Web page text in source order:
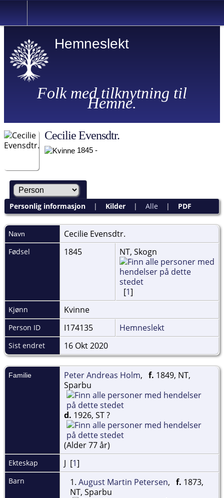
Hemneslekt
Folk med tilknytning til
Hemne.
Cecilie Evensdtr.
1845 -
Personlig informasjon| Kilder| Alle | PDF
Navn Cecilie Evensdtr.
Fødsel 1845 NT, Skogn
[1]
Kjønn Kvinne
Person ID I174135 Hemneslekt
Sist endret 16 Okt 2020
Familie Peter Andreas Holm, f. 1849, NT,
Sparbu
d. 1926, ST ?
(Alder 77 år)
Ekteskap J [1]
Barn 1. August Martin Petersen, f. 1873,
NT, Sparbu